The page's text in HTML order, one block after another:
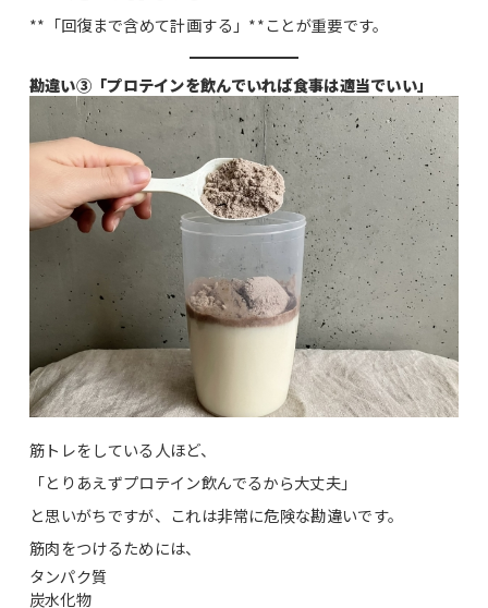
**「回復まで含めて計画する」**ことが重要です。
勘違い③「プロテインを飲んでいれば食事は適当でいい」
筋トレをしている人ほど、
「とりあえずプロテイン飲んでるから大丈夫」
と思いがちですが、これは非常に危険な勘違いです。
筋肉をつけるためには、
タンパク質
炭水化物